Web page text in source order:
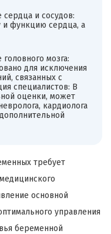
сердца и сосудов:
и функцию сердца, а
мозга:
для исключения
связанных с
специалистов: В
оценки, может
кардиолога
требует
основной
управления
беременной